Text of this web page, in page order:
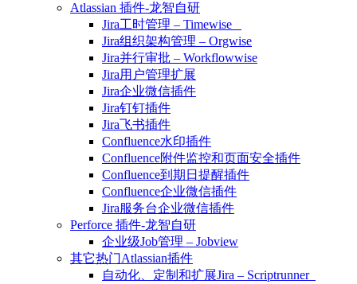
Atlassian 插件-龙智自研
Jira工时管理 – Timewise
Jira组织架构管理 – Orgwise
Jira并行审批 – Workflowwise
Jira用户管理扩展
Jira企业微信插件
Jira钉钉插件
Jira飞书插件
Confluence水印插件
Confluence附件监控和页面安全插件
Confluence到期日提醒插件
Confluence企业微信插件
Jira服务台企业微信插件
Perforce 插件-龙智自研
企业级Job管理 – Jobview
其它热门Atlassian插件
自动化、定制和扩展Jira – Scriptrunner